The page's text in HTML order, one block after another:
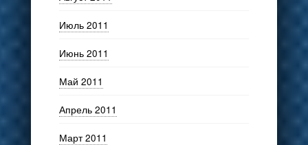
Июль 2011
Июнь 2011
Май 2011
Апрель 2011
Март 2011